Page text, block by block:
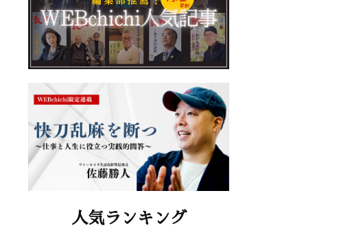
人気ランキング